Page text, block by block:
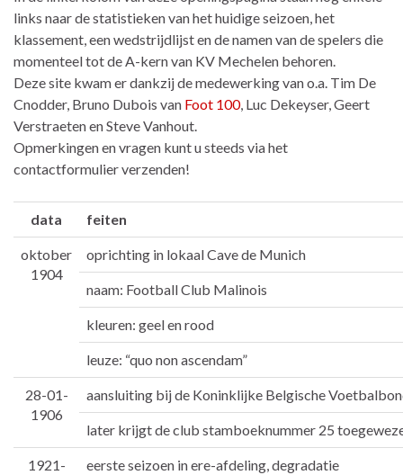
links naar de statistieken van het huidige seizoen, het
klassement, een wedstrijdlijst en de namen van de spelers die
momenteel tot de A-kern van KV Mechelen behoren.
Deze site kwam er dankzij de medewerking van o.a. Tim De
Cnodder, Bruno Dubois van Foot 100, Luc Dekeyser, Geert
Verstraeten en Steve Vanhout.
Opmerkingen en vragen kunt u steeds via het
contactformulier verzenden!
data feiten
oktober
1904
oprichting in lokaal Cave de Munich
naam: Football Club Malinois
kleuren: geel en rood
leuze: “quo non ascendam”
28-01-
1906
aansluiting bij de Koninklijke Belgische
later krijgt de club stamboeknummer 25
1921-
eerste seizoen in ere-afdeling, degradatie